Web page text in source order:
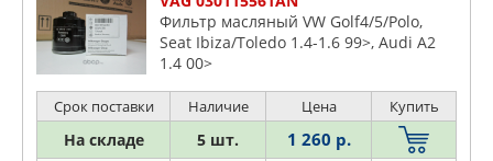
Фильтр масляный VW Golf4/5/Polo,
Seat Ibiza/Toledo 1.4-1.6 99>, Audi A2
1.4 00>
Срок поставки Наличие Цена Купить
На складе 5 шт. 1 260 р.